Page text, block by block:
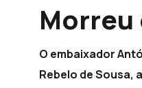
Morreu
O embaixador
Rebelo de Sousa,